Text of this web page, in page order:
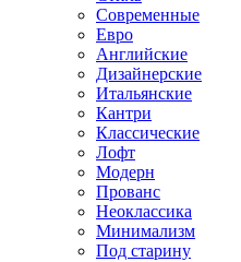
Современные
Евро
Английские
Дизайнерские
Итальянские
Кантри
Классические
Лофт
Модерн
Прованс
Неоклассика
Минимализм
Под старину